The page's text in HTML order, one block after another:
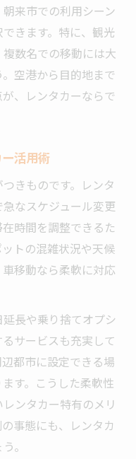
来市での利用シーン
きます。特に、観光
数名での移動には大
空港から目的地まで
、レンタカーならで
活用術
きものです。レンタ
なスケジュール変更
時間を調整できるた
トの混雑状況や天候
移動なら柔軟に対応
長や乗り捨てオプシ
サービスも充実して
都市に設定できる場
す。こうした柔軟性
ンタカー特有のメリ
事態にも、レンタカ
。